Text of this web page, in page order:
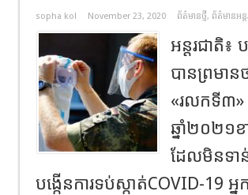
sopha kol November 23, 2020 ព័ត៌មានថ្មី, ព័ត៌មានអន្ត
អន្តរជាតិ
បានព្រមា
«រលកទី៣»
ឆ្នាំ២០២១
ដែលមិនទា
បង្កើនការទប់ស្កាត់COVID-19